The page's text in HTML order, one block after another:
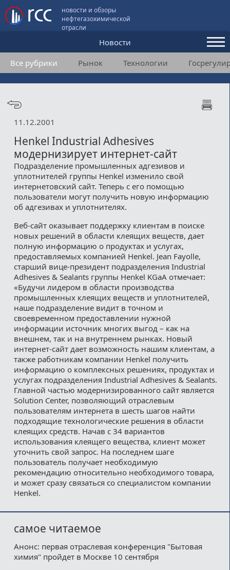
новости и обзоры
нефтегазохимической
отрасли
Новости
Аналитика и мнения
Конференции
Пользовательское соглашение
Медиакит
Контакты
Все рубрики Рынок Технологии
11.12.2001
Henkel Industrial Adhesives
модернизирует интернет-сайт
Подразделение промышленных адгезивов и
уплотнителей группы Henkel изменило свой
интернетовский сайт. Теперь с его помощью
пользователи могут получить новую информацию
об адгезивах и уплотнителях.
Веб-сайт оказывает поддержку клиентам в поиске
новых решений в области клеящих веществ, дает
полную информацию о продуктах и услугах,
предоставляемых компанией Henkel. Jean Fayolle,
старший вице-президент подразделения Industrial
Adhesives & Sealants группы Henkel KGaA отмечает:
«Будучи лидером в области производства
промышленных клеящих веществ и уплотнителей,
наше подразделение видит в точном и
своевременном предоставлении нужной
информации источник многих выгод – как на
внешнем, так и на внутреннем рынках. Новый
интернет-сайт дает возможность нашим клиентам, а
также работникам компании Henkel получить
информацию о комплексных решениях, продуктах и
услугах подразделения Industrial Adhesives & Sealants.
Главной частью модернизированного сайт является
Solution Center, позволяющий отраслевым
пользователям интернета в шесть шагов найти
подходящие технологические решения в области
клеящих средств. Начав с 34 вариантов
использования клеящего вещества, клиент может
уточнить свой запрос. На последнем шаге
пользователь получает необходимую
рекомендацию относительно необходимого товара,
и может сразу связаться со специалистом компании
Henkel.
самое читаемое
Анонс: первая отраслевая конференция "Бытовая
химия" пройдет в Москве 10 сентября